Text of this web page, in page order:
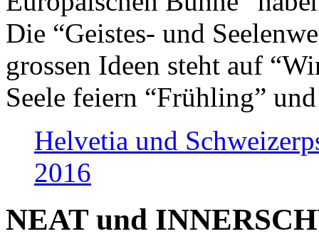
Die “Geistes- und
grossen Ideen steht auf
Seele feiern “Frühling”
Helvetia und
2016
NEAT und